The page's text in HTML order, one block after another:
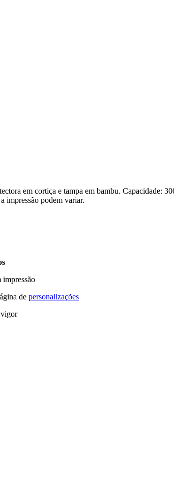
em cortiça e tampa em bambu. Capacidade:
impressão podem variar.
impressão
de personalizações